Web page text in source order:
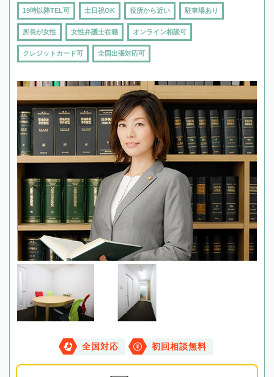
19時以降TEL可 土日祝OK 役所から近い 駐車場あり
所長が女性 女性弁護士在籍 オンライン相談可
クレジットカード可 全国出張対応可
全国対応 初回相談無料